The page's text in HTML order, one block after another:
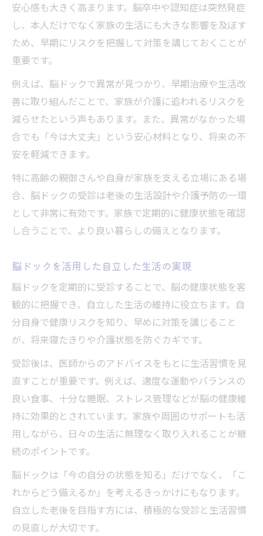
安心感も大きく高まります。脳卒中や認知症は突然発症
し、本人だけでなく家族の生活にも大きな影響を及ぼす
ため、早期にリスクを把握して対策を講じておくことが
重要です。
例えば、脳ドックで異常が見つかり、早期治療や生活改
善に取り組んだことで、家族が介護に追われるリスクを
減らせたという声もあります。また、異常がなかった場
合でも「今は大丈夫」という安心材料となり、将来の不
安を軽減できます。
特に高齢の親御さんや自身が家族を支える立場にある場
合、脳ドックの受診は老後の生活設計や介護予防の一環
として非常に有効です。家族で定期的に健康状態を確認
し合うことで、より良い暮らしの備えとなります。
脳ドックを活用した自立した生活の実現
脳ドックを定期的に受診することで、脳の健康状態を客
観的に把握でき、自立した生活の維持に役立ちます。自
分自身で健康リスクを知り、早めに対策を講じること
が、将来寝たきりや介護状態を防ぐカギです。
受診後は、医師からのアドバイスをもとに生活習慣を見
直すことが重要です。例えば、適度な運動やバランスの
良い食事、十分な睡眠、ストレス管理などが脳の健康維
持に効果的とされています。家族や周囲のサポートも活
用しながら、日々の生活に無理なく取り入れることが継
続のポイントです。
脳ドックは「今の自分の状態を知る」だけでなく、「こ
れからどう備えるか」を考えるきっかけにもなります。
自立した老後を目指す方には、積極的な受診と生活習慣
の見直しが大切です。